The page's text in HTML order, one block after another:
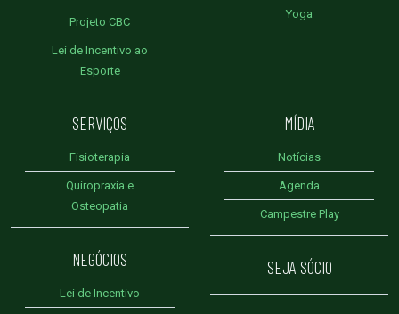
Projeto CBC
Lei de Incentivo ao
Esporte
Yoga
SERVIÇOS
Fisioterapia
Quiropraxia e
Osteopatia
NEGÓCIOS
Lei de Incentivo
MÍDIA
Notícias
Agenda
Campestre Play
SEJA SÓCIO